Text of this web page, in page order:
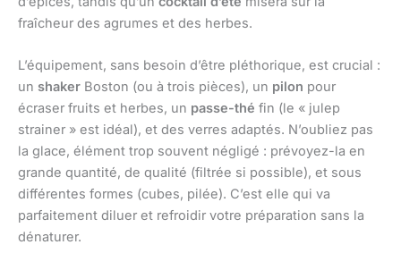
fraîcheur des agrumes et des herbes.
L’équipement, sans besoin d’être pléthorique, est crucial :
un shaker Boston (ou à trois pièces), un pilon pour
écraser fruits et herbes, un passe-thé fin (le « julep
strainer » est idéal), et des verres adaptés. N’oubliez pas
la glace, élément trop souvent négligé : prévoyez-la en
grande quantité, de qualité (filtrée si possible), et sous
différentes formes (cubes, pilée). C’est elle qui va
parfaitement diluer et refroidir votre préparation sans la
dénaturer.